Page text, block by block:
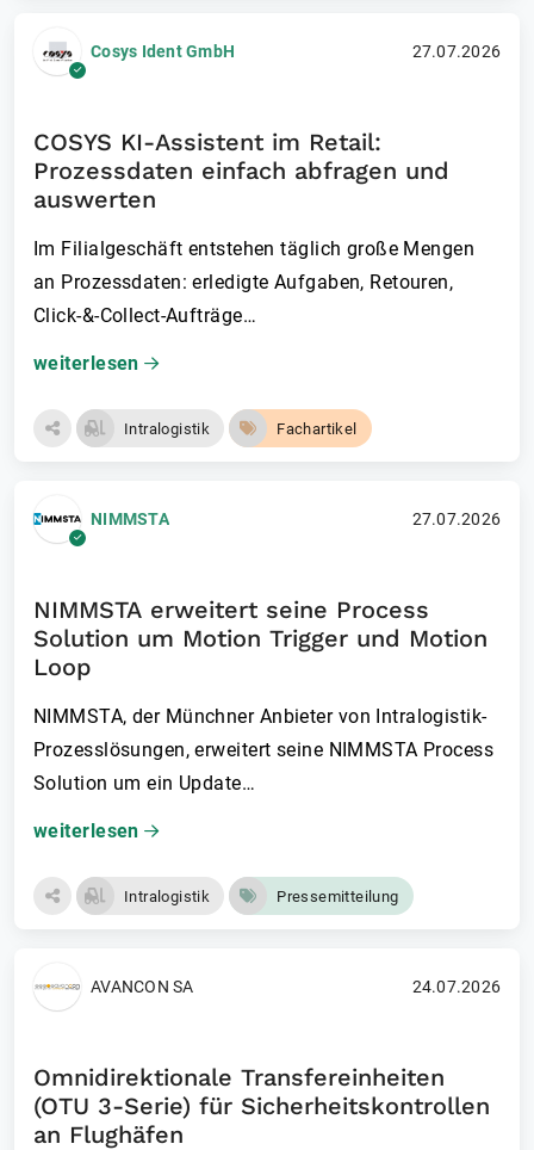
Cosys Ident GmbH 27.07.2026
COSYS KI-Assistent im Retail:
Prozessdaten einfach abfragen und
auswerten
Im Filialgeschäft entstehen täglich große Mengen
an Prozessdaten: erledigte Aufgaben, Retouren,
Click-&-Collect-Aufträge…
weiterlesen
Intralogistik Fachartikel
NIMMSTA 27.07.2026
NIMMSTA erweitert seine Process
Solution um Motion Trigger und Motion
Loop
NIMMSTA, der Münchner Anbieter von Intralogistik-
Prozesslösungen, erweitert seine NIMMSTA Process
Solution um ein Update…
weiterlesen
Intralogistik Pressemitteilung
AVANCON SA 24.07.2026
Omnidirektionale Transfereinheiten
(OTU 3-Serie) für Sicherheitskontrollen
an Flughäfen